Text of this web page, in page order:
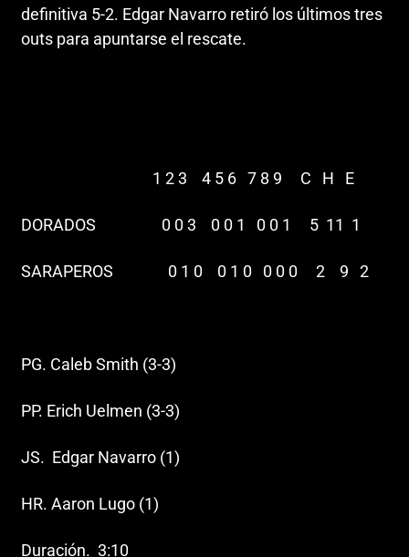
definitiva 5-2. Edgar Navarro retiró los últimos tres
outs para apuntarse el rescate.
1 2 3 4 5 6 7 8 9 C H E
DORADOS 0 0 3 0 0 1 0 0 1 5 11 1
SARAPEROS 0 1 0 0 1 0 0 0 0 2 9 2
PG. Caleb Smith (3-3)
PP. Erich Uelmen (3-3)
JS. Edgar Navarro (1)
HR. Aaron Lugo (1)
Duración. 3:10